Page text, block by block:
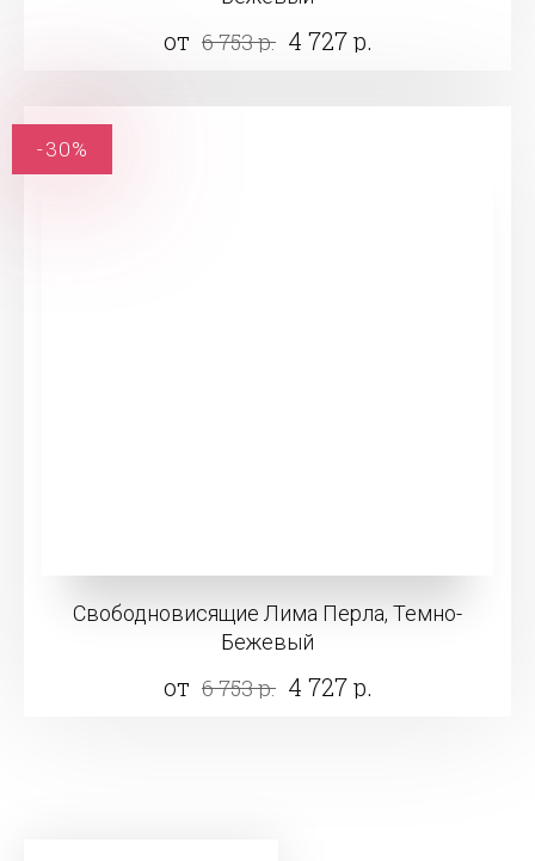
от 6 753 р. 4 727 р.
Свободновисящие Лима Перла, Темно-
Бежевый
от 6 753 р. 4 727 р.
-30%